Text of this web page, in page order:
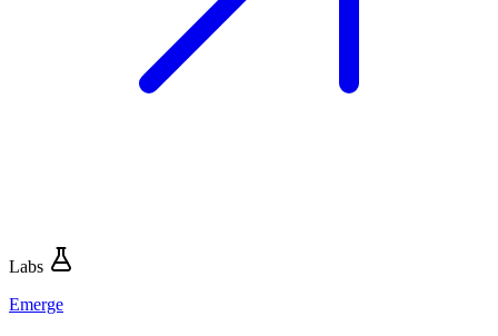
Labs
Emerge